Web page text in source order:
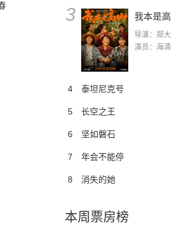
3 我本是
导演：郑
演员：海清 陈永胜 柴烨 王玥婷 万国鹏
4 泰坦尼克号
5 长空之王
6 坚如磐石
7 年会不能停
8 消失的她
本周票房榜